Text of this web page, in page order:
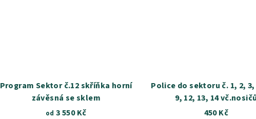
Program Sektor č.12 skříňka horní
závěsná se sklem
od 3 550 Kč
Police do sektoru č. 1, 2, 3, 4,
9, 12, 13, 14 vč.nosičů
450 Kč